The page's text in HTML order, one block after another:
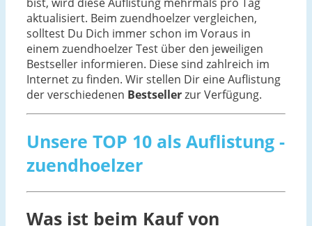
aktualisiert. Beim zuendhoelzer vergleichen,
solltest Du Dich immer schon im Voraus in
einem zuendhoelzer Test über den jeweiligen
Bestseller informieren. Diese sind zahlreich im
Internet zu finden. Wir stellen Dir eine Auflistung
der verschiedenen Bestsellerzur Verfügung.
Unsere TOP 10 als Auflistung -
zuendhoelzer
Was ist beim Kauf von